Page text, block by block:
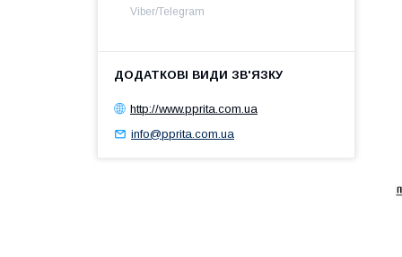
Viber/Telegram
http://www.pprita.com.ua
info@pprita.com.ua